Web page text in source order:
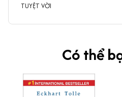
TUYỆT VỜI
Có thể